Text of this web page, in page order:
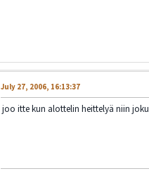
July 27, 2006, 16:13:37
joo itte kun alottelin heittelyä niin